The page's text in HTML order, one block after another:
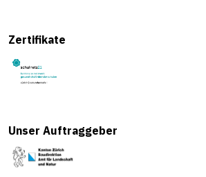
Zertifikate
Unser Auftraggeber